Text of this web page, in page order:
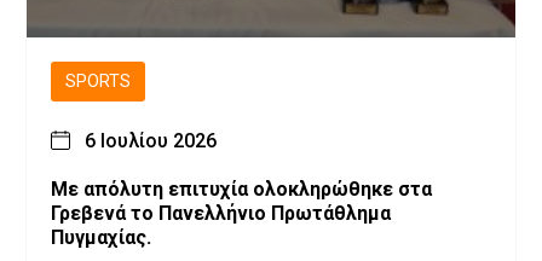
SPORTS
6 Ιουλίου 2026
Με απόλυτη επιτυχία ολοκληρώθηκε στα
Γρεβενά το Πανελλήνιο Πρωτάθλημα
Πυγμαχίας.